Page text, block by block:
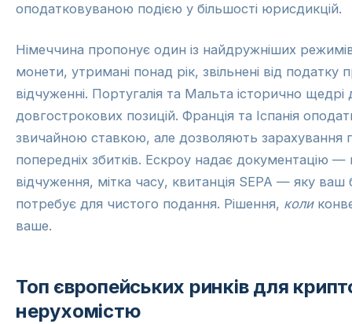
оподатковуваною подією у більшості юрисдикцій.
Німеччина пропонує один із найдружніших
монети, утримані понад рік, звільнені від податку
відчуженні. Португалія та Мальта історично щедрі
довгострокових позицій. Франція та Іспанія
звичайною ставкою, але дозволяють зарахування
попередніх збитків. Ескроу надає документацію —
відчуження, мітка часу, квитанція SEPA — яку ваш
потребує для чистого подання. Рішення, коли
ваше.
Топ європейських ринків для
нерухомістю